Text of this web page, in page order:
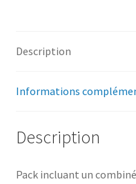
Description
Informations
Description
Pack incluant un